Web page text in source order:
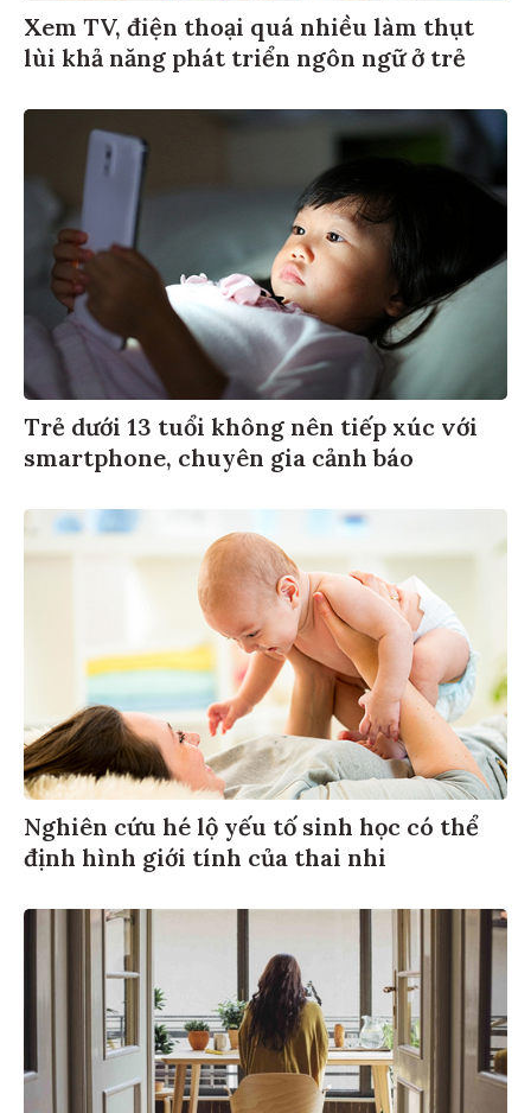
Xem TV, điện thoại quá nhiều làm thụt
lùi khả năng phát triển ngôn ngữ ở trẻ
Trẻ dưới 13 tuổi không nên tiếp xúc với
smartphone, chuyên gia cảnh báo
Nghiên cứu hé lộ yếu tố sinh học có thể
định hình giới tính của thai nhi